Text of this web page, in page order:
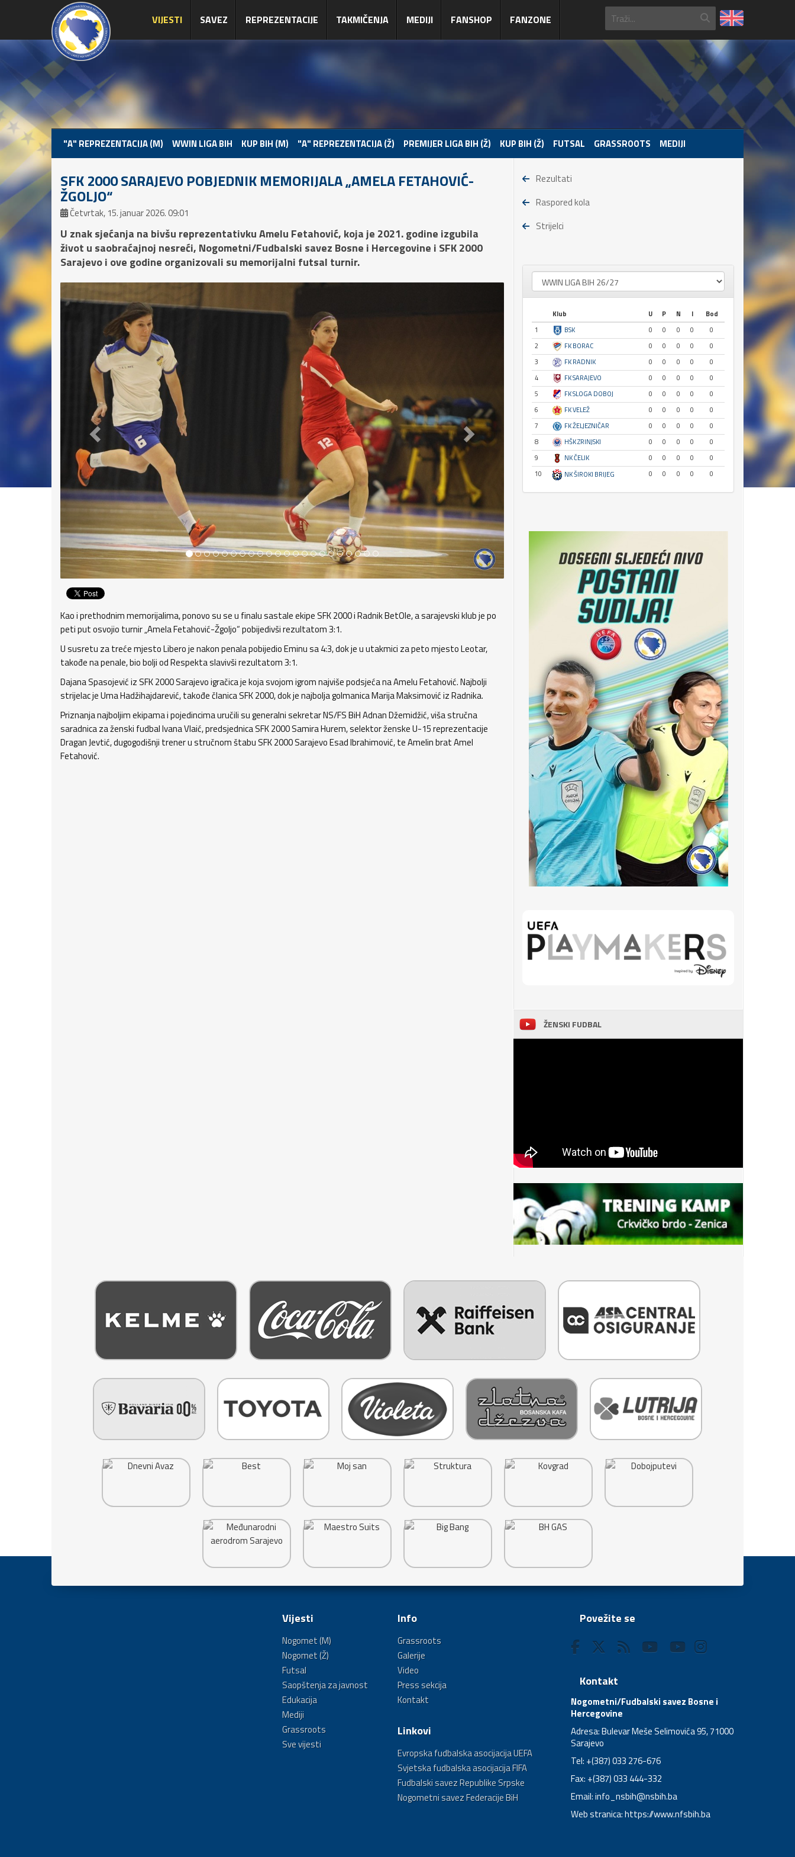
VIJESTI SAVEZ REPREZENTACIJE TAKMIČENJA MEDIJI FANSHOP FANZONE
"A" REPREZENTACIJA (M) WWIN LIGA BIH KUP BIH (M) "A" REPREZENTACIJA (Ž) PREMIJER LIGA BIH (Ž) KUP BIH (Ž) FUTSAL GRASSROOTS MEDIJI
SFK 2000 SARAJEVO POBJEDNIK MEMORIJALA „AMELA FETAHOVIĆ-
ŽGOLJO“
Četvrtak, 15. januar 2026. 09:01
U znak sjećanja na bivšu reprezentativku Amelu Fetahović, koja je 2021. godine izgubila
život u saobraćajnoj nesreći, Nogometni/Fudbalski savez Bosne i Hercegovine i SFK 2000
Sarajevo i ove godine organizovali su memorijalni futsal turnir.
Kao i prethodnim memorijalima, ponovo su se u finalu sastale ekipe SFK 2000 i Radnik BetOle, a sarajevski klub je po
peti put osvojio turnir „Amela Fetahović-Žgoljo“ pobijedivši rezultatom 3:1.
U susretu za treće mjesto Libero je nakon penala pobijedio Eminu sa 4:3, dok je u utakmici za peto mjesto Leotar,
takođe na penale, bio bolji od Respekta slavivši rezultatom 3:1.
Dajana Spasojević iz SFK 2000 Sarajevo igračica je koja svojom igrom najviše podsjeća na Amelu Fetahović. Najbolji
strijelac je Uma Hadžihajdarević, takođe članica SFK 2000, dok je najbolja golmanica Marija Maksimović iz Radnika.
Priznanja najboljim ekipama i pojedincima uručili su generalni sekretar NS/FS BiH Adnan Džemidžić, viša stručna
saradnica za ženski fudbal Ivana Vlaić, predsjednica SFK 2000 Samira Hurem, selektor ženske U-15 reprezentacije
Dragan Jevtić, dugogodišnji trener u stručnom štabu SFK 2000 Sarajevo Esad Ibrahimović, te Amelin brat Amel
Fetahović.
Rezultati
Raspored kola
Strijelci
Klub U P N I
Bod
1
BSK 0 0 0 0
0
2
FK BORAC 0 0 0 0
0
3
FK RADNIK 0 0 0 0
0
4
FK SARAJEVO 0 0 0 0
0
5
FK SLOGA DOBOJ 0 0 0 0
0
6
FK VELEŽ 0 0 0 0
0
7
FK ŽELJEZNIČAR 0 0 0 0
0
8
HŠK ZRINJSKI 0 0 0 0
0
9
NK ČELIK 0 0 0 0
0
10
NK ŠIROKI BRIJEG 0 0 0 0 0
ŽENSKI FUDBAL
Vijesti
Nogomet (M)
Nogomet (Ž)
Futsal
Saopštenja za javnost
Edukacija
Mediji
Grassroots
Sve vijesti
Info
Grassroots
Galerije
Video
Press sekcija
Kontakt
Linkovi
Evropska fudbalska asocijacija UEFA
Svjetska fudbalska asocijacija FIFA
Fudbalski savez Republike Srpske
Nogometni savez Federacije BiH
Povežite se
Kontakt
Nogometni/Fudbalski savez Bosne i
Hercegovine
Adresa: Bulevar Meše Selimovića 95, 71000
Sarajevo
Tel: +(387) 033 276-676
Fax: +(387) 033 444-332
Email:info_nsbih@nsbih.ba
Web stranica: https://www.nfsbih.ba